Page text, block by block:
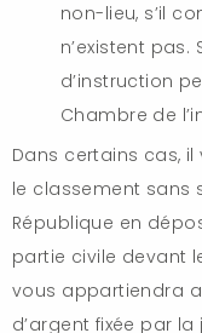
non-lieu, s’il
n’existent
d’instruction
Chambre de
Dans certains cas,
le classement sans
République en
partie civile devant
vous appartiendra
d’argent fixée par